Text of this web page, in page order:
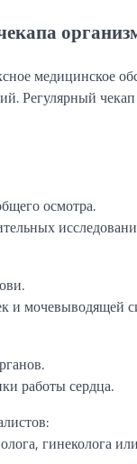
медицинское
Регулярный
осмотра.
и мочевыводящей
работы сердца.
гинеколога